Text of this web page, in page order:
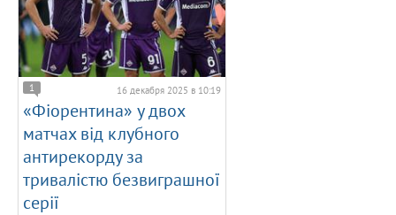
1 16 декабря 2025 в 10:19
«Фіорентина» у двох
матчах від клубного
антирекорду за
тривалістю безвиграшної
серії